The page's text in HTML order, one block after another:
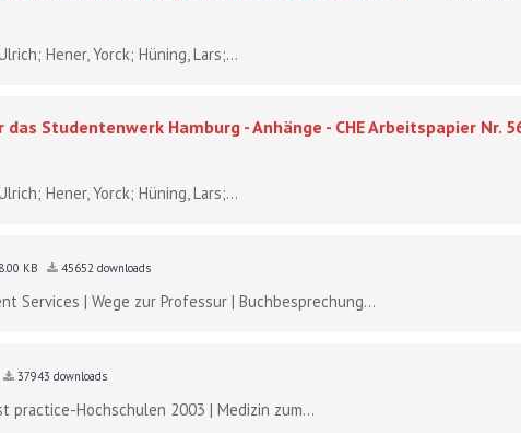
Hener, Yorck; Hüning, Lars;...
Studentenwerk Hamburg - Anhänge - CHE Arbeitspapier Nr.
Hener, Yorck; Hüning, Lars;...
KB 45652 downloads
Services | Wege zur Professur | Buchbesprechung...
37943 downloads
practice-Hochschulen 2003 | Medizin zum...